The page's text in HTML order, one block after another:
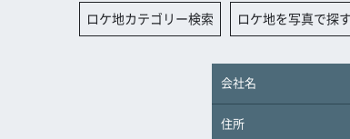
ロケ地カテゴリー検索 ロケ地を写真で探す
会社名
住所